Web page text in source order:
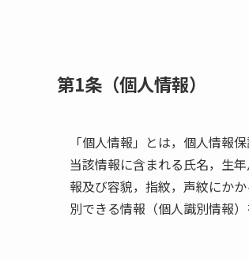
第1条（個人情報）
「個人情報」とは，個人情報
当該情報に含まれる氏名，生
報及び容貌，指紋，声紋にか
別できる情報（個人識別情報）